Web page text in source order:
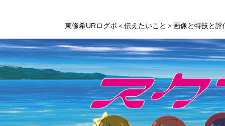
東條希URログボ＜伝えたいこと＞画像と特技と